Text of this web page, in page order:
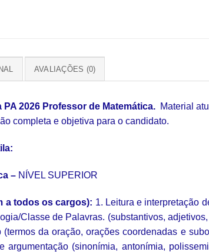
AVALIAÇÕES (0)
2026 Professor de Matemática. Material
completa e objetiva para o candidato.
– NÍVEL SUPERIOR
a todos os cargos): 1. Leitura e interpretação
Classe de Palavras. (substantivos,
da oração, orações coordenadas e
argumentação (sinonímia, antonímia,